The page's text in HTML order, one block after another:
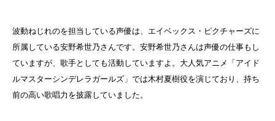
波動ねじれのを担当している声優は、エイベックス・ピクチャーズに
所属している安野希世乃さんです。安野希世乃さんは声優の仕事もし
ていますが、歌手としても活動していますよ。大人気アニメ「アイド
ルマスターシンデレラガールズ」では木村夏樹役を演じており、持ち
前の高い歌唱力を披露していました。